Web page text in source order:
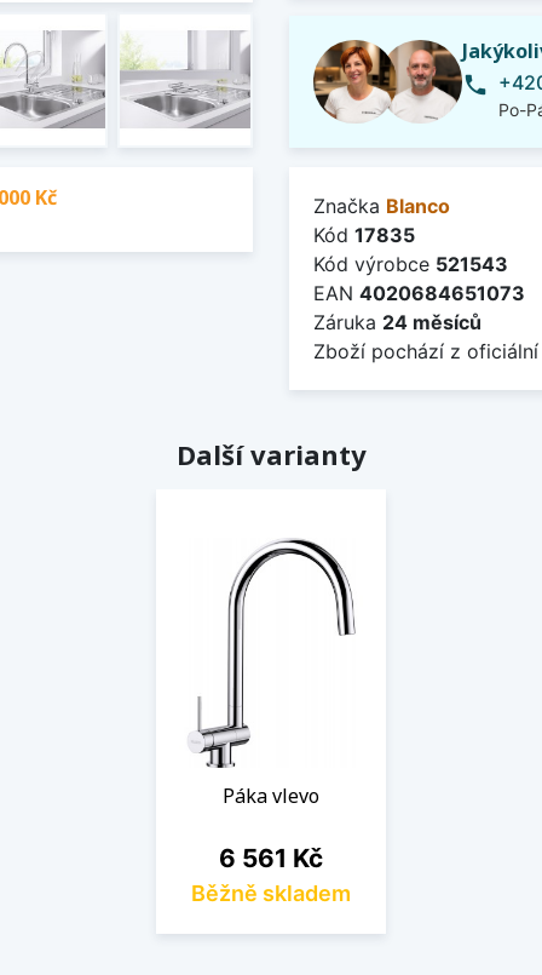
Kč
phone
Po-
Značka Blanco
Kód 17835
Kód výrobce 521543
EAN 4020684651073
Záruka 24 měsíců
Zboží pochází z
Další varianty
Páka vlevo
Cena
6 561 Kč
Běžně skladem